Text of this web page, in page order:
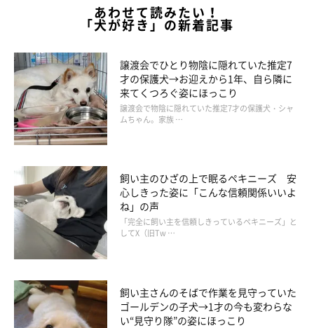
あわせて読みたい！
「犬が好き」の新着記事
譲渡会でひとり物陰に隠れていた推定7
才の保護犬→お迎えから1年、自ら隣に
来てくつろぐ姿にほっこり
譲渡会で物陰に隠れていた推定7才の保護犬・シャ
ムちゃん。家族 …
飼い主のひざの上で眠るペキニーズ 安
心しきった姿に「こんな信頼関係いいよ
ね」の声
「完全に飼い主を信頼しきっているペキニーズ」と
してX（旧Tw …
飼い主さんのそばで作業を見守っていた
ゴールデンの子犬→1才の今も変わらな
い“見守り隊”の姿にほっこり